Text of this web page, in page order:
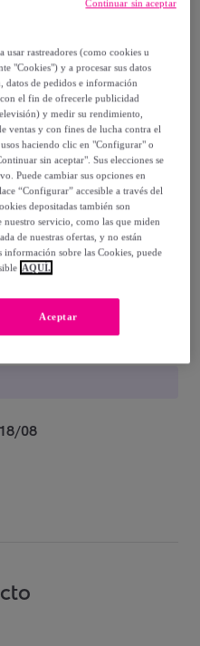
Polipiel verde
18/08
usar rastreadores (como cookies u
"Cookies") y a procesar sus datos
datos de pedidos e información
el fin de ofrecerle publicidad
y medir su rendimiento,
ventas y con fines de lucha contra el
haciendo clic en "Configurar" o
sin aceptar". Sus elecciones se
Puede cambiar sus opciones en
“Configurar” accesible a través del
depositadas también son
nuestro servicio, como las que miden
de nuestras ofertas, y no están
información sobre las Cookies, puede
AQUÍ.
Aceptar
Continuar sin aceptar